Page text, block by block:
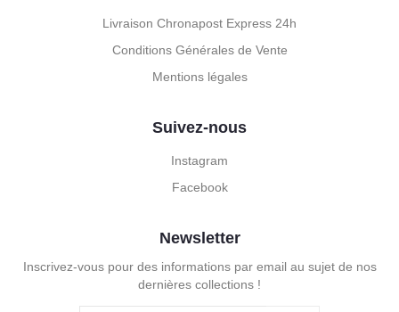
Livraison Chronapost Express 24h
Conditions Générales de Vente
Mentions légales
Suivez-nous
Instagram
Facebook
Newsletter
Inscrivez-vous pour des informations par email au sujet de nos
dernières collections !